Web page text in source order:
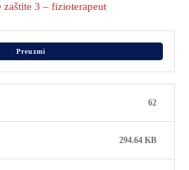
3 – fizioterapeut
Preuzmi
62
294.64 KB